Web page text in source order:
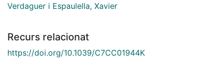
Verdaguer i Espaulella, Xavier
Recurs relacionat
https://doi.org/10.1039/C7CC01944K